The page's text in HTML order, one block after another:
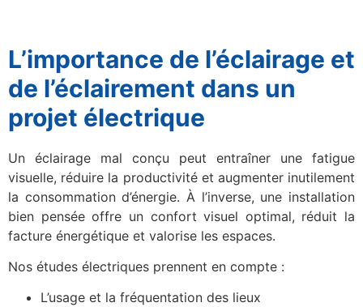
L’importance de l’éclairage et
de l’éclairement dans un
projet électrique
Un éclairage mal conçu peut entraîner une fatigue
visuelle, réduire la productivité et augmenter inutilement
la consommation d’énergie. À l’inverse, une installation
bien pensée offre un confort visuel optimal, réduit la
facture énergétique et valorise les espaces.
Nos études électriques prennent en compte :
L’usage et la fréquentation des lieux